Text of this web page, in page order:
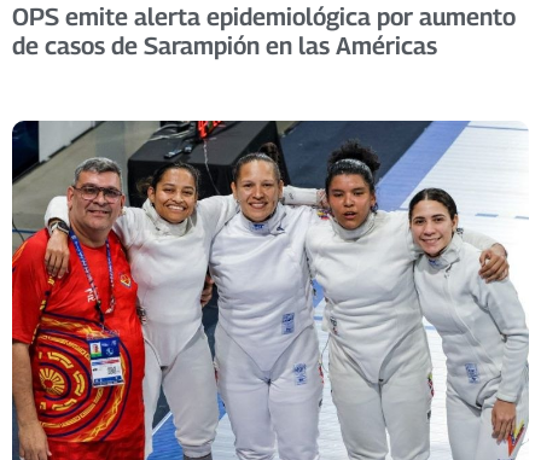
OPS emite alerta epidemiológica por aumento
de casos de Sarampión en las Américas